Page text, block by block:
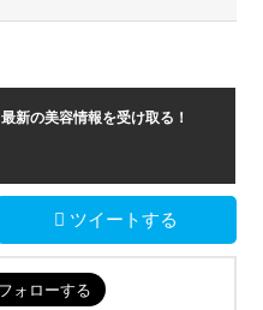
最新の美容情報を受け取る！
ツイートする